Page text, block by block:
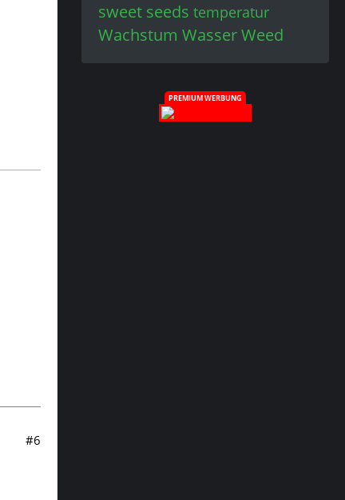
#6
sweet seeds temperatur
Wachstum WasserWeed
PREMIUM WERBUNG